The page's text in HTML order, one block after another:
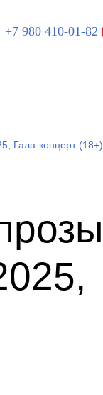
+7 980 410-01-82
Гала-концерт (18+)